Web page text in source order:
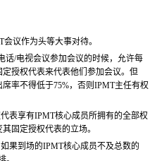
议作为头等大事对待。
话/电视会议参加会议的时候，允许每
授权代表来代表他们参加会议。但
率不得低于75%，否则IPMT主任有权
表享有IPMT核心成员所拥有的全部权
固定授权代表的立场。
果到场的IPMT核心成员不及总数的